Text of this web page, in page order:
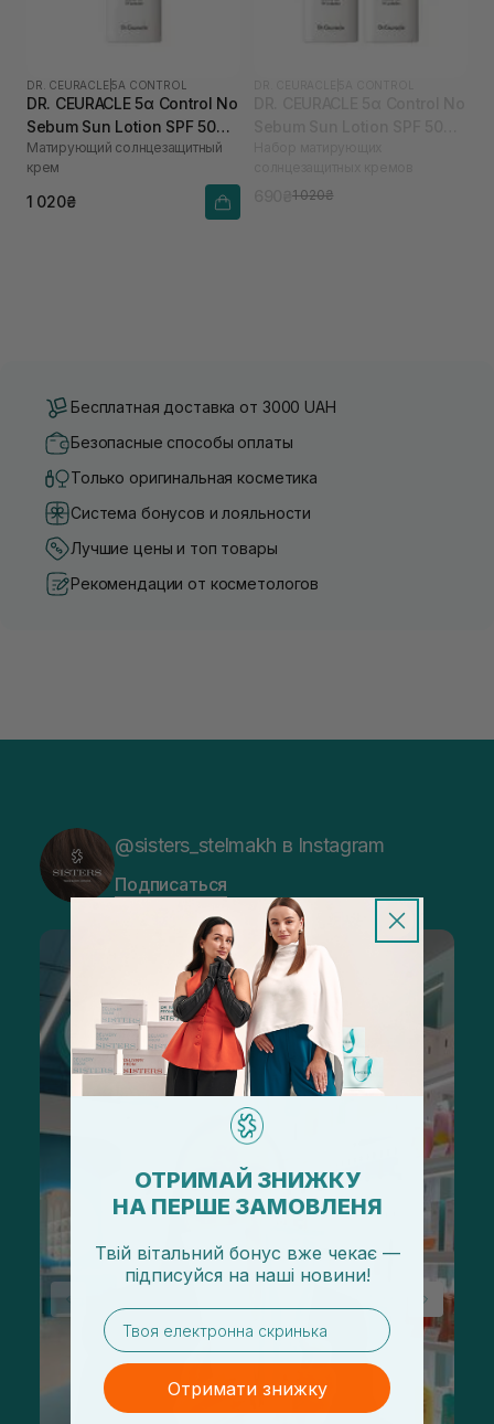
DR. CEURACLE |5Α CONTROL
DR. CEURACLE 5α Control No
Sebum Sun Lotion SPF 50
PA++++ 50 мл
Матирующий солнцезащитный
крем
1 020₴ 1 020₴
Бесплатная доставка от 3000 UAH
Безопасные способы оплаты
Только оригинальная косметика
Система бонусов и лояльности
Лучшие цены и топ товары
Рекомендации от косметологов
@sisters_stelmakh в Instagram
Подписаться
ОТРИМАЙ ЗНИЖКУ
НА ПЕРШЕ ЗАМОВЛЕНЯ
Твій вітальний бонус вже чекає —
підписуйся на наші новини!
email
Отримати знижку